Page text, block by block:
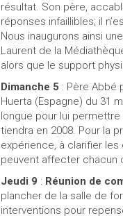
résultat. Son père,
réponses infaillibles; il
Nous inaugurons ainsi
Laurent de la
alors que le support
Dimanche 5 : Père Abbé
Huerta (Espagne) du 31
longue pour lui
tiendra en 2008. Pour la
expérience, à clarifier
peuvent affecter chacun
Jeudi 9 : Réunion de
plancher de la salle de
interventions pour